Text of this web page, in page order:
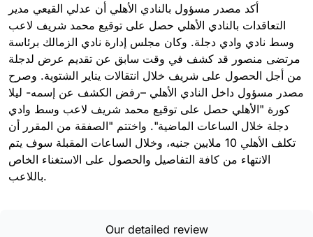
أكد مصدر مسؤول بالنادي الأهلي أن عدلي القيعي مدير
التعاقدات بالنادي الأهلي حصل على توقيع محمد شريف لاعب
وسط نادي وادي دجلة. وكان مجلس إدارة نادي الزمالك برئاسة
مرتضى منصور قد كشف في وقت سابق عن تقديم عرض لدجلة
من أجل الحصول على شريف خلال انتقالات يناير الشتوية. وصرح
مصدر مسؤول داخل النادي الأهلي –رفض الكشف عن إسمه- ليلا
كورة "الأهلي حصل على توقيع محمد شريف لاعب وسط وادي
دجلة خلال الساعات الماضية". واختتم "الصفقة من المقرر أن
تكلف الأهلي 10 ملايين جنيه، وخلال الساعات المقبلة سوف يتم
الانتهاء من كافة التفاصيل والحصول على الاستغناء الخاص
باللاعب.
Our detailed review